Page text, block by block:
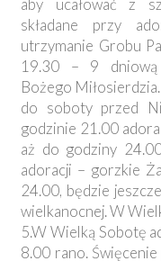
aby ucałować z
składane przy
utrzymanie Grobu
19.30 – 9 dniową
Bożego
do soboty przed
godzinie 21.00
aż do godziny
adoracji – gorzkie
24.00, będzie
wielkanocnej. W
5.W Wielką Sobotę
8.00 rano.